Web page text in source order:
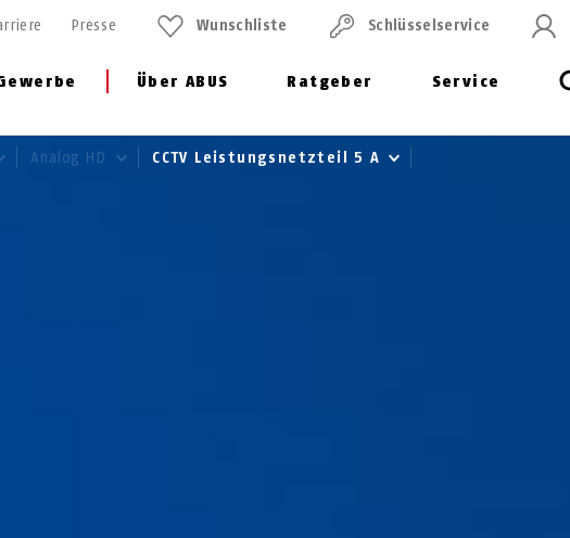
Über ABUS Ratgeber Service
Presse Wunschliste Schlüssel­service
Analog HD CCTV Leistungsnetzteil 5 A